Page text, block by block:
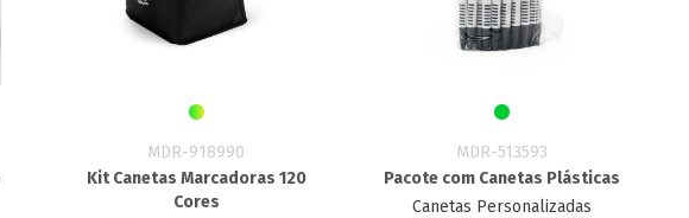
MDR-918990
Kit Canetas Marcadoras 120
Cores
MDR-513593
Pacote com Canetas Plásticas
Canetas Personalizadas